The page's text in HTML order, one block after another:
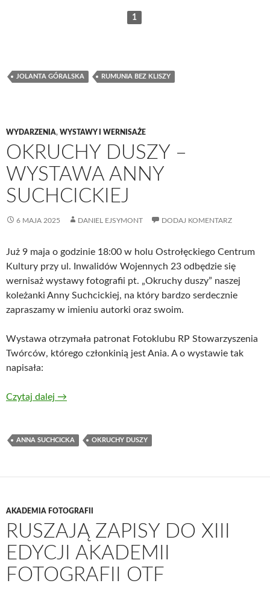
1
JOLANTA GÓRALSKA RUMUNIA BEZ KLISZY
WYDARZENIA, WYSTAWY I WERNISAŻE
OKRUCHY DUSZY –
WYSTAWA ANNY
SUCHCICKIEJ
6 MAJA 2025 DANIEL EJSYMONT DODAJ KOMENTARZ
Już 9 maja o godzinie 18:00 w holu Ostrołęckiego Centrum
Kultury przy ul. Inwalidów Wojennych 23 odbędzie się
wernisaż wystawy fotografii pt. „Okruchy duszy” naszej
koleżanki Anny Suchcickiej, na który bardzo serdecznie
zapraszamy w imieniu autorki oraz swoim.
Wystawa otrzymała patronat Fotoklubu RP Stowarzyszenia
Twórców, którego członkinią jest Ania. A o wystawie tak
napisała:
Czytaj dalej →
ANNA SUCHCICKA OKRUCHY DUSZY
AKADEMIA FOTOGRAFII
RUSZAJĄ ZAPISY DO XIII
EDYCJI AKADEMII
FOTOGRAFII OTF